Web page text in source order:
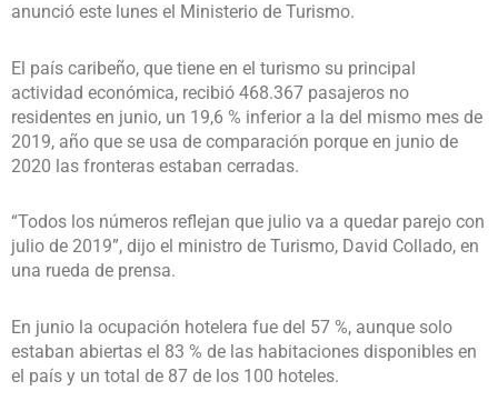
anunció este lunes el Ministerio de Turismo.
El país caribeño, que tiene en el turismo su principal
actividad económica, recibió 468.367 pasajeros no
residentes en junio, un 19,6 % inferior a la del mismo mes de
2019, año que se usa de comparación porque en junio de
2020 las fronteras estaban cerradas.
“Todos los números reflejan que julio va a quedar parejo con
julio de 2019”, dijo el ministro de Turismo, David Collado, en
una rueda de prensa.
En junio la ocupación hotelera fue del 57 %, aunque solo
estaban abiertas el 83 % de las habitaciones disponibles en
el país y un total de 87 de los 100 hoteles.